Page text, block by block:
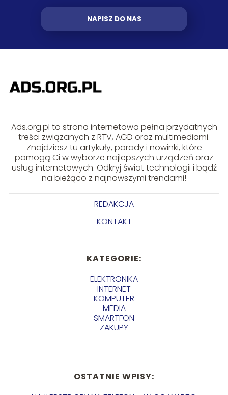
NAPISZ DO NAS
Ads.org.pl to strona internetowa pełna przydatnych
treści związanych z RTV, AGD oraz multimediami.
Znajdziesz tu artykuły, porady i nowinki, które
pomogą Ci w wyborze najlepszych urządzeń oraz
usług internetowych. Odkryj świat technologii i bądź
na bieżąco z najnowszymi trendami!
REDAKCJA
KONTAKT
KATEGORIE:
ELEKTRONIKA
INTERNET
KOMPUTER
MEDIA
SMARTFON
ZAKUPY
OSTATNIE WPISY: